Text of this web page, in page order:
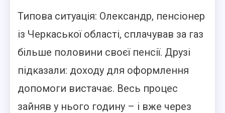
Типова ситуація: Олександр, пенсіонер
із Черкаської області, сплачував за газ
більше половини своєї пенсії. Друзі
підказали: доходу для оформлення
допомоги вистачає. Весь процес
зайняв у нього годину – і вже через